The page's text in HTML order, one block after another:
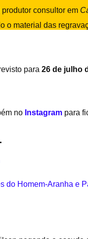
produtor consultor em
o material das
para 26 de julho
no Instagram para
do Homem-Aranha e